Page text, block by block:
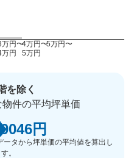
万円〜
万円
4万円〜
5万円
5万円〜
を除く
件の平均坪単価
9046円
タから坪単価の平均値を算出し
。